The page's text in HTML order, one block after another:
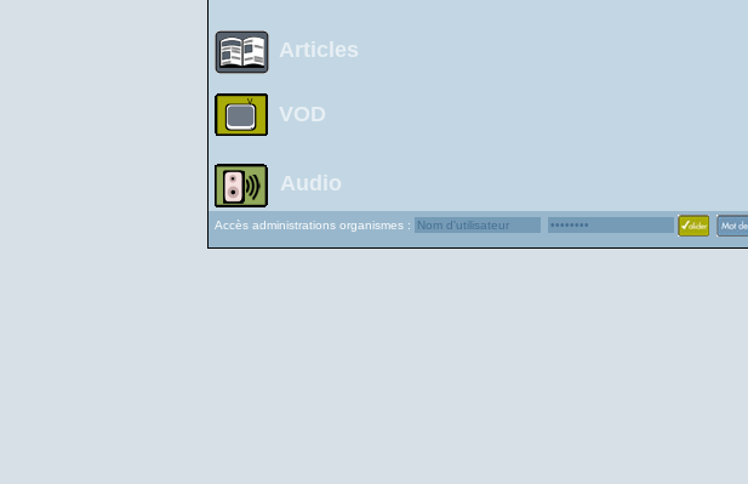
Articles
VOD
Audio
Accès administrations organismes :